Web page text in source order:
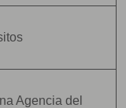
Agencia del